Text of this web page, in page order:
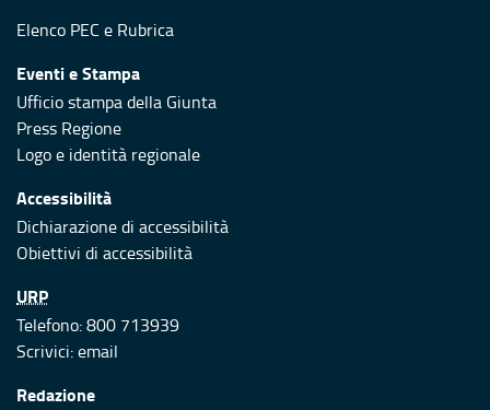
Elenco PEC e Rubrica
Eventi e Stampa
Ufficio stampa della Giunta
Press Regione
Logo e identità regionale
Accessibilità
Dichiarazione di accessibilità
Obiettivi di accessibilità
URP
Telefono: 800 713939
Scrivici:email
Redazione